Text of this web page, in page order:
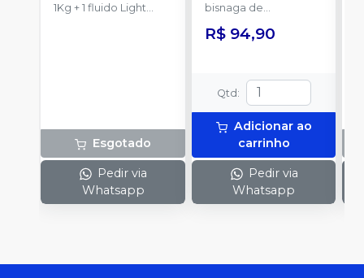
1Kg + 1 fluido Light
Esgotado
Pedir via
Whatsapp
bisnaga de
catalisador com 50g.
R$ 94,90
Qtd :
Adicionar ao
carrinho
Pedir via
Whatsapp